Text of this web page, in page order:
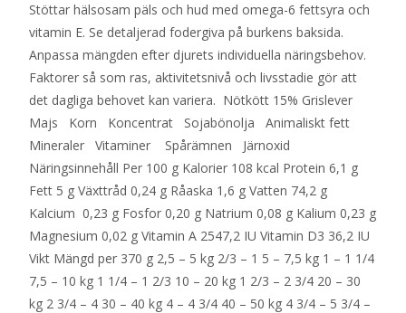
Stöttar hälsosam päls och hud med omega-6 fettsyra och
vitamin E. Se detaljerad fodergiva på burkens baksida.
Anpassa mängden efter djurets individuella näringsbehov.
Faktorer så som ras, aktivitetsnivå och livsstadie gör att
det dagliga behovet kan variera. Nötkött 15% Grislever
Majs Korn Koncentrat Sojabönolja Animaliskt fett
Mineraler Vitaminer Spårämnen Järnoxid
Näringsinnehåll Per 100 g Kalorier 108 kcal Protein 6,1 g
Fett 5 g Växttråd 0,24 g Råaska 1,6 g Vatten 74,2 g
Kalcium 0,23 g Fosfor 0,20 g Natrium 0,08 g Kalium 0,23 g
Magnesium 0,02 g Vitamin A 2547,2 IU Vitamin D3 36,2 IU
Vikt Mängd per 370 g 2,5 – 5 kg 2/3 – 1 5 – 7,5 kg 1 – 1 1/4
7,5 – 10 kg 1 1/4 – 1 2/3 10 – 20 kg 1 2/3 – 2 3/4 20 – 30
kg 2 3/4 – 4 30 – 40 kg 4 – 4 3/4 40 – 50 kg 4 3/4 – 5 3/4 –